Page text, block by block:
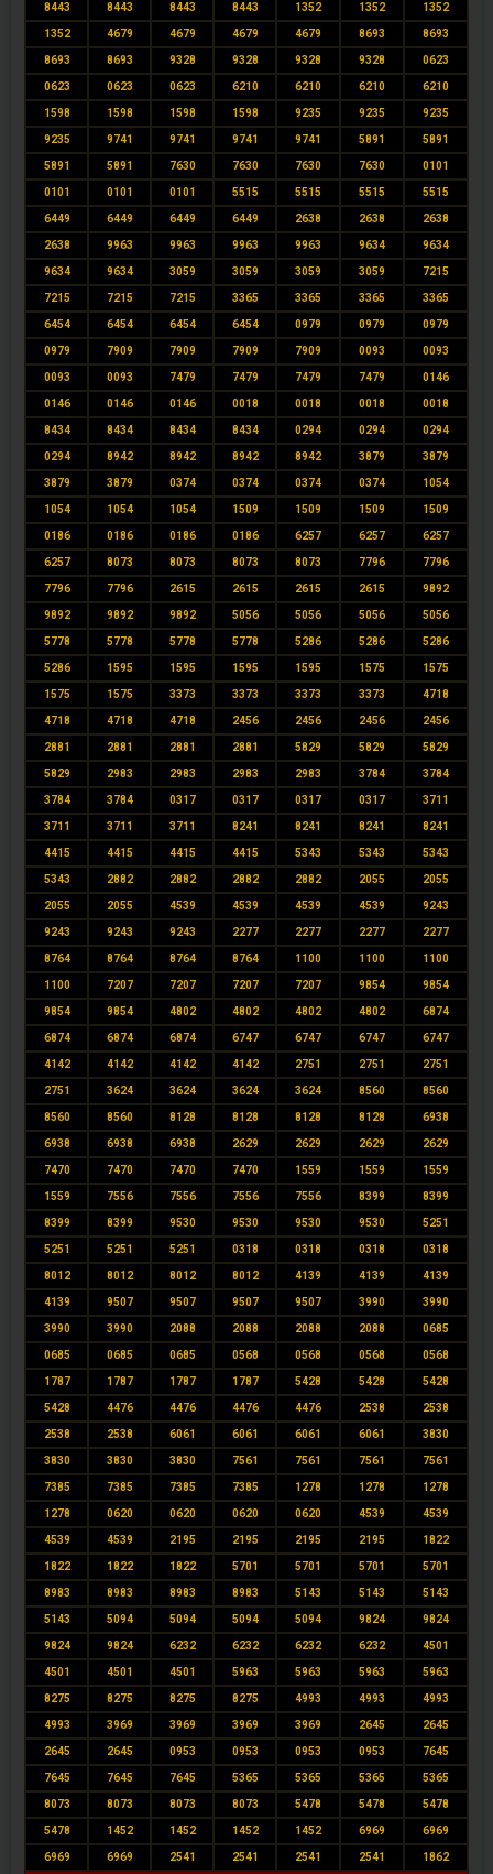
8443 8443 8443 8443 1352 1352 1352
1352 4679 4679 4679 4679 8693 8693
8693 8693 9328 9328 9328 9328 0623
0623 0623 0623 6210 6210 6210 6210
1598 1598 1598 1598 9235 9235 9235
9235 9741 9741 9741 9741 5891 5891
5891 5891 7630 7630 7630 7630 0101
0101 0101 0101 5515 5515 5515 5515
6449 6449 6449 6449 2638 2638 2638
2638 9963 9963 9963 9963 9634 9634
9634 9634 3059 3059 3059 3059 7215
7215 7215 7215 3365 3365 3365 3365
6454 6454 6454 6454 0979 0979 0979
0979 7909 7909 7909 7909 0093 0093
0093 0093 7479 7479 7479 7479 0146
0146 0146 0146 0018 0018 0018 0018
8434 8434 8434 8434 0294 0294 0294
0294 8942 8942 8942 8942 3879 3879
3879 3879 0374 0374 0374 0374 1054
1054 1054 1054 1509 1509 1509 1509
0186 0186 0186 0186 6257 6257 6257
6257 8073 8073 8073 8073 7796 7796
7796 7796 2615 2615 2615 2615 9892
9892 9892 9892 5056 5056 5056 5056
5778 5778 5778 5778 5286 5286 5286
5286 1595 1595 1595 1595 1575 1575
1575 1575 3373 3373 3373 3373 4718
4718 4718 4718 2456 2456 2456 2456
2881 2881 2881 2881 5829 5829 5829
5829 2983 2983 2983 2983 3784 3784
3784 3784 0317 0317 0317 0317 3711
3711 3711 3711 8241 8241 8241 8241
4415 4415 4415 4415 5343 5343 5343
5343 2882 2882 2882 2882 2055 2055
2055 2055 4539 4539 4539 4539 9243
9243 9243 9243 2277 2277 2277 2277
8764 8764 8764 8764 1100 1100 1100
1100 7207 7207 7207 7207 9854 9854
9854 9854 4802 4802 4802 4802 6874
6874 6874 6874 6747 6747 6747 6747
4142 4142 4142 4142 2751 2751 2751
2751 3624 3624 3624 3624 8560 8560
8560 8560 8128 8128 8128 8128 6938
6938 6938 6938 2629 2629 2629 2629
7470 7470 7470 7470 1559 1559 1559
1559 7556 7556 7556 7556 8399 8399
8399 8399 9530 9530 9530 9530 5251
5251 5251 5251 0318 0318 0318 0318
8012 8012 8012 8012 4139 4139 4139
4139 9507 9507 9507 9507 3990 3990
3990 3990 2088 2088 2088 2088 0685
0685 0685 0685 0568 0568 0568 0568
1787 1787 1787 1787 5428 5428 5428
5428 4476 4476 4476 4476 2538 2538
2538 2538 6061 6061 6061 6061 3830
3830 3830 3830 7561 7561 7561 7561
7385 7385 7385 7385 1278 1278 1278
1278 0620 0620 0620 0620 4539 4539
4539 4539 2195 2195 2195 2195 1822
1822 1822 1822 5701 5701 5701 5701
8983 8983 8983 8983 5143 5143 5143
5143 5094 5094 5094 5094 9824 9824
9824 9824 6232 6232 6232 6232 4501
4501 4501 4501 5963 5963 5963 5963
8275 8275 8275 8275 4993 4993 4993
4993 3969 3969 3969 3969 2645 2645
2645 2645 0953 0953 0953 0953 7645
7645 7645 7645 5365 5365 5365 5365
8073 8073 8073 8073 5478 5478 5478
5478 1452 1452 1452 1452 6969 6969
6969 6969 2541 2541 2541 2541 1862